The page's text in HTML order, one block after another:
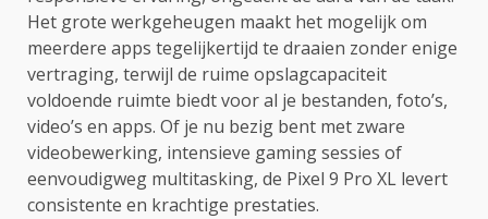
Het grote werkgeheugen maakt het mogelijk om
meerdere apps tegelijkertijd te draaien zonder enige
vertraging, terwijl de ruime opslagcapaciteit
voldoende ruimte biedt voor al je bestanden, foto’s,
video’s en apps. Of je nu bezig bent met zware
videobewerking, intensieve gaming sessies of
eenvoudigweg multitasking, de Pixel 9 Pro XL levert
consistente en krachtige prestaties.